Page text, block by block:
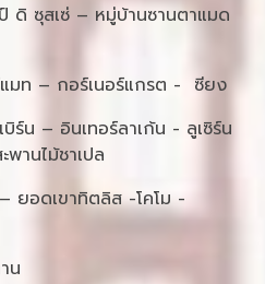
ดิ ซุสเซ่ – หมู่บ้านซานตาแมด
มท – กอร์เนอร์แกรต - ซียง
ร์น – อินเทอร์ลาเก้น - ลูเซิร์น
านไม้ชาเปล
ยอดเขาทิตลิส -โคโม -
น